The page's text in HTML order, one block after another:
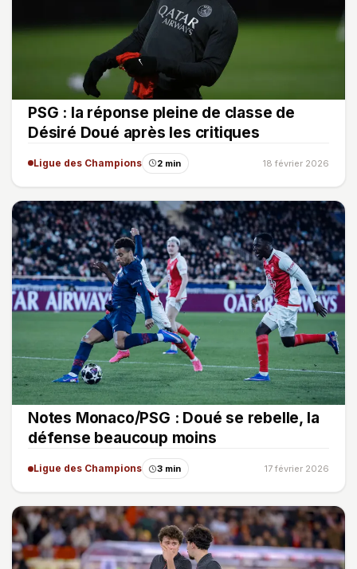
PSG : la réponse pleine de classe de
Désiré Doué après les critiques
Ligue des Champions 2 min 18 février 2026
Notes Monaco/PSG : Doué se rebelle, la
défense beaucoup moins
Ligue des Champions 3 min 17 février 2026